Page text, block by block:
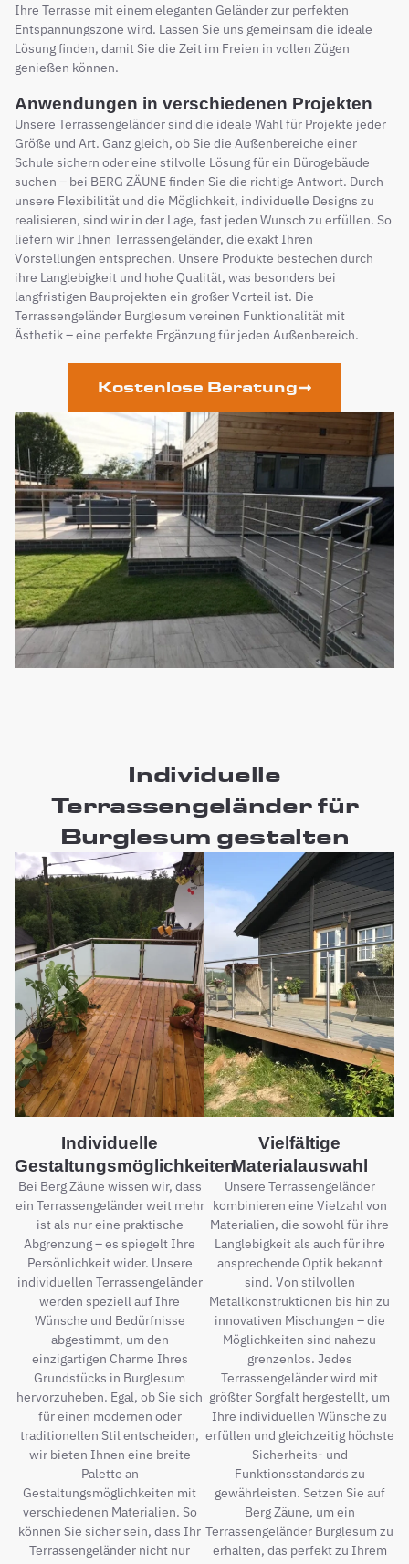
Ihre Terrasse mit einem eleganten Geländer zur perfekten
Entspannungszone wird. Lassen Sie uns gemeinsam die ideale
Lösung finden, damit Sie die Zeit im Freien in vollen Zügen
genießen können.
Anwendungen in verschiedenen Projekten
Unsere Terrassengeländer sind die ideale Wahl für Projekte jeder
Größe und Art. Ganz gleich, ob Sie die Außenbereiche einer
Schule sichern oder eine stilvolle Lösung für ein Bürogebäude
suchen – bei BERG ZÄUNE finden Sie die richtige Antwort. Durch
unsere Flexibilität und die Möglichkeit, individuelle Designs zu
realisieren, sind wir in der Lage, fast jeden Wunsch zu erfüllen. So
liefern wir Ihnen Terrassengeländer, die exakt Ihren
Vorstellungen entsprechen. Unsere Produkte bestechen durch
ihre Langlebigkeit und hohe Qualität, was besonders bei
langfristigen Bauprojekten ein großer Vorteil ist. Die
Terrassengeländer Burglesum vereinen Funktionalität mit
Ästhetik – eine perfekte Ergänzung für jeden Außenbereich.
Kostenlose Beratung
Individuelle
Terrassengeländer für
Burglesum gestalten
Individuelle
Gestaltungsmöglichkeiten
Bei Berg Zäune wissen wir, dass
ein Terrassengeländer weit mehr
ist als nur eine praktische
Abgrenzung – es spiegelt Ihre
Persönlichkeit wider. Unsere
individuellen Terrassengeländer
werden speziell auf Ihre
Wünsche und Bedürfnisse
abgestimmt, um den
einzigartigen Charme Ihres
Grundstücks in Burglesum
hervorzuheben. Egal, ob Sie sich
für einen modernen oder
traditionellen Stil entscheiden,
wir bieten Ihnen eine breite
Palette an
Gestaltungsmöglichkeiten mit
verschiedenen Materialien. So
können Sie sicher sein, dass Ihr
Terrassengeländer nicht nur
Vielfältige
Materialauswahl
Unsere Terrassengeländer
kombinieren eine Vielzahl von
Materialien, die sowohl für ihre
Langlebigkeit als auch für ihre
ansprechende Optik bekannt
sind. Von stilvollen
Metallkonstruktionen bis hin zu
innovativen Mischungen – die
Möglichkeiten sind nahezu
grenzenlos. Jedes
Terrassengeländer wird mit
größter Sorgfalt hergestellt, um
Ihre individuellen Wünsche zu
erfüllen und gleichzeitig höchste
Sicherheits- und
Funktionsstandards zu
gewährleisten. Setzen Sie auf
Berg Zäune, um ein
Terrassengeländer Burglesum zu
erhalten, das perfekt zu Ihrem